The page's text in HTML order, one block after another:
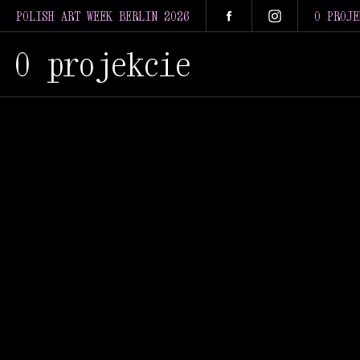
POLISH ART WEEK BERLIN 2026 O
O projekcie